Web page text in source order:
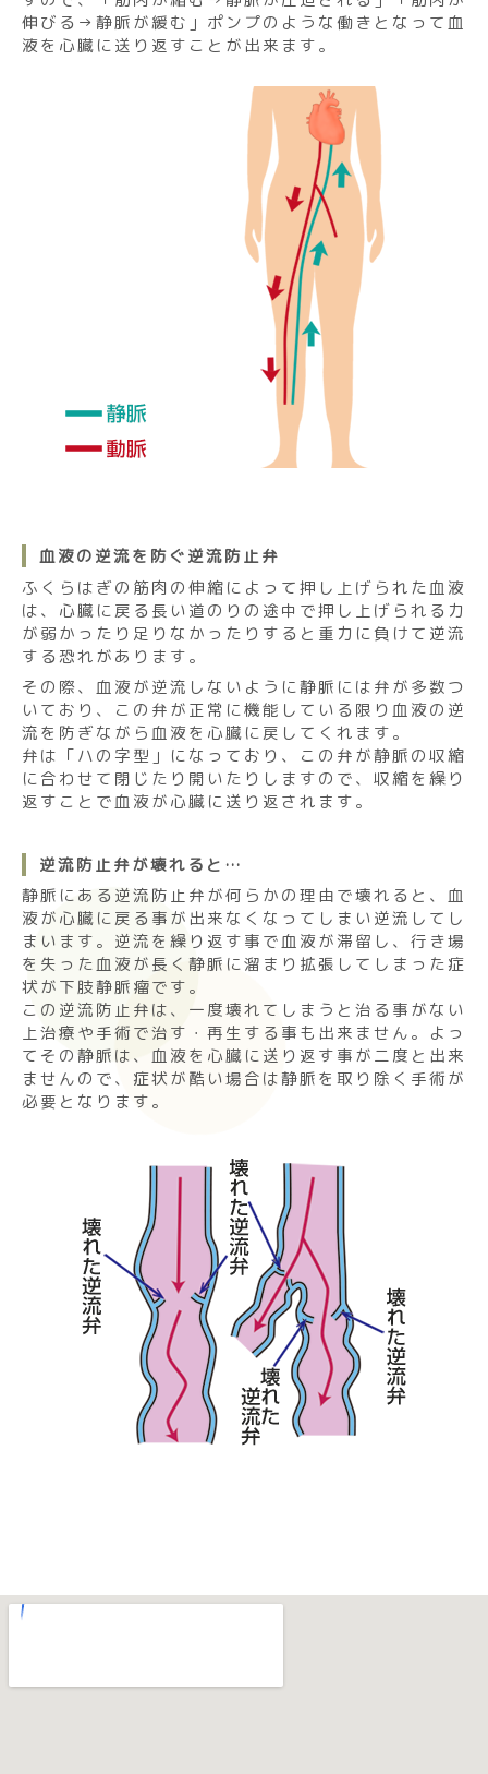
伸びる→静脈が緩む」ポンプのような働きとなって血
液を心臓に送り返すことが出来ます。
血液の逆流を防ぐ逆流防止弁
ふくらはぎの筋肉の伸縮によって押し上げられた血液
は、心臓に戻る長い道のりの途中で押し上げられる力
が弱かったり足りなかったりすると重力に負けて逆流
する恐れがあります。
その際、血液が逆流しないように静脈には弁が多数つ
いており、この弁が正常に機能している限り血液の逆
流を防ぎながら血液を心臓に戻してくれます。
弁は「ハの字型」になっており、この弁が静脈の収縮
に合わせて閉じたり開いたりしますので、収縮を繰り
返すことで血液が心臓に送り返されます。
逆流防止弁が壊れると…
静脈にある逆流防止弁が何らかの理由で壊れると、血
液が心臓に戻る事が出来なくなってしまい逆流してし
まいます。逆流を繰り返す事で血液が滞留し、行き場
を失った血液が長く静脈に溜まり拡張してしまった症
状が下肢静脈瘤です。
この逆流防止弁は、一度壊れてしまうと治る事がない
上治療や手術で治す・再生する事も出来ません。よっ
てその静脈は、血液を心臓に送り返す事が二度と出来
ませんので、症状が酷い場合は静脈を取り除く手術が
必要となります。